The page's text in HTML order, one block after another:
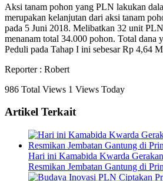
Aksi tanam pohon yang PLN lakukan
merupakan kelanjutan dari aksi tanam
pada 5 Juni 2018. Melibatkan 32 unit
menanam total 34.000 pohon. Total dana
Peduli pada Tahap I ini sebesar Rp 4,64
Reporter : Robert
986 Total Views 1 Views Today
Artikel Terkait
Hari ini Kamabida Kwarda
Resmikan Jembatan Gantung di